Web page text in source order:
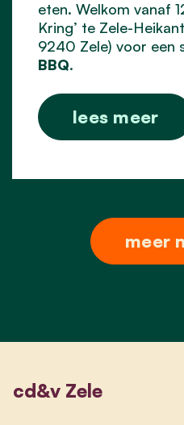
eten. Welkom vanaf
Kring’ te Zele-
9240 Zele) voor een
BBQ.
lees meer
meer
cd&v Zele